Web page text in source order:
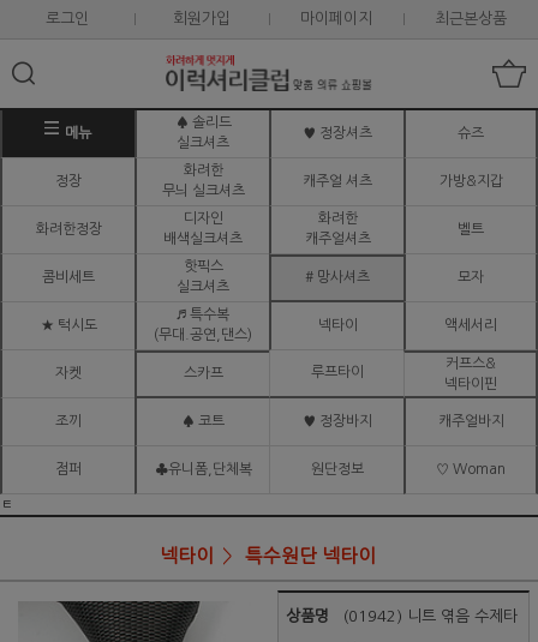
로그인 회원가입 마이페이지 최근본상품
메뉴
♠ 솔리드
실크셔츠
♥ 정장셔츠 슈즈
정장
화려한
무늬 실크셔츠
캐주얼 셔츠 가방&지갑
화려한정장
디자인
배색실크셔츠
화려한
캐주얼셔츠
벨트
콤비세트
핫픽스
실크셔츠
# 망사셔츠 모자
★ 턱시도
♬ 특수복
(무대.공연,댄스)
넥타이 액세서리
자켓 스카프 루프타이
커프스&
넥타이핀
조끼 ♠ 코트 ♥ 정장바지 캐주얼바지
점퍼 ♣유니폼,단체복 원단정보 ♡ Woman
ㅌ
넥타이 특수원단 넥타이
상품명 (01942) 니트 엮음 수제타